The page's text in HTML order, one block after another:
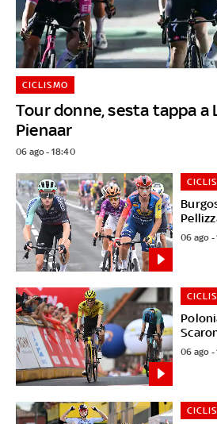
Tour donne, sesta tappa a
Pienaar
CICLISMO
06 ago - 18:40
06 ago -
06 ago -